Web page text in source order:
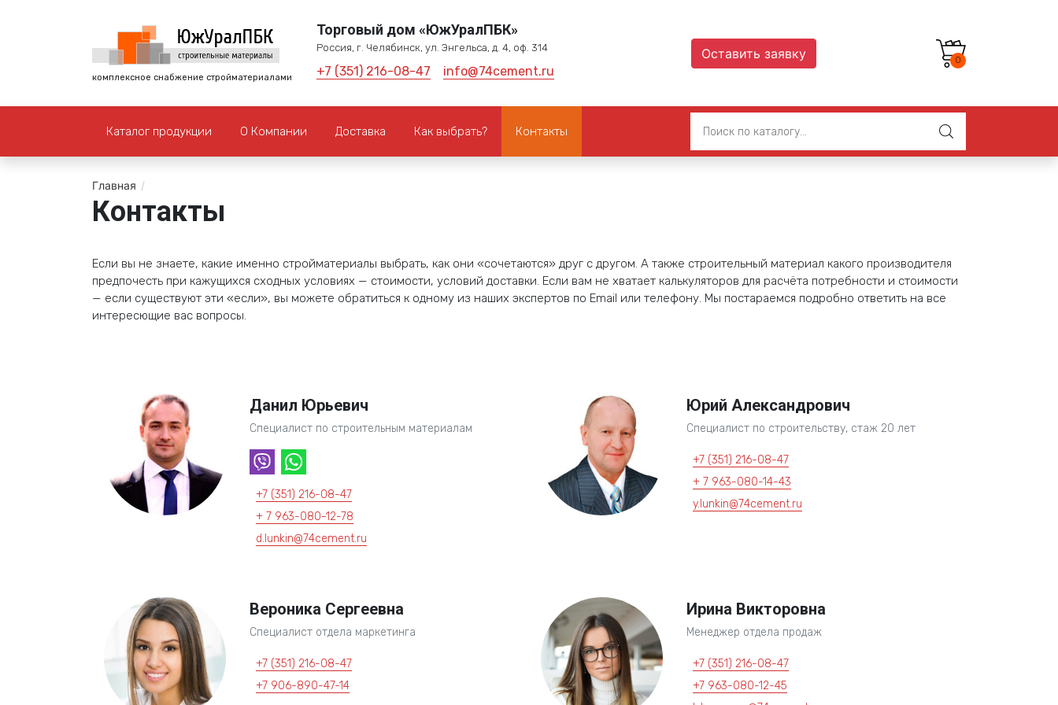
комплексное снабжение стройматериалами
Торговый дом «ЮжУралПБК»
Россия, г. Челябинск, ул. Энгельса, д. 4, оф. 314
+7 (351) 216-08-47 info@74cement.ru
Оставить заявку 0
Каталог продукции О Компании Доставка Как выбрать? Контакты
Главная /
Контакты
Если вы не знаете, какие именно стройматериалы выбрать, как они «сочетаются» друг с другом. А также строительный материал какого производителя
предпочесть при кажущихся сходных условиях — стоимости, условий доставки. Если вам не хватает калькуляторов для расчёта потребности и стоимости
— если существуют эти «если», вы можете обратиться к одному из наших экспертов по Email или телефону. Мы постараемся подробно ответить на все
интересющие вас вопросы.
Данил Юрьевич
Специалист по строительным материалам
+7 (351) 216-08-47
+ 7 963-080-12-78
d.lunkin@74cement.ru
Юрий Александрович
Специалист по строительству, стаж 20 лет
+7 (351) 216-08-47
+ 7 963-080-14-43
y.lunkin@74cement.ru
Вероника Сергеевна
Специалист отдела маркетинга
+7 (351) 216-08-47
+7 906-890-47-14
Ирина Викторовна
Менеджер отдела продаж
+7 (351) 216-08-47
+7 963-080-12-45